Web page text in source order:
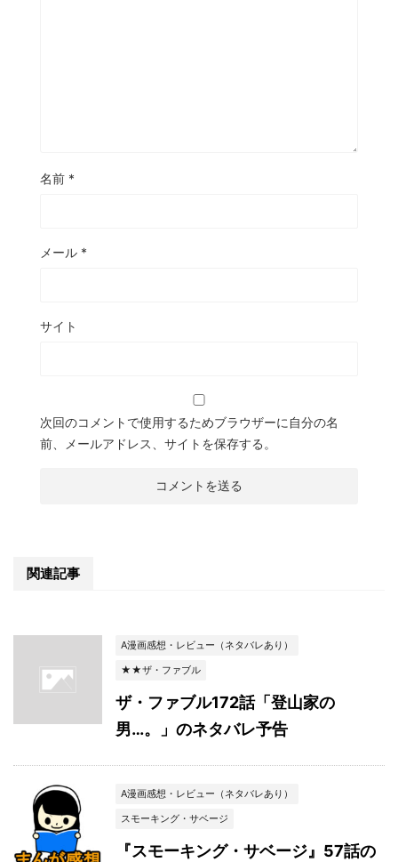
名前 *
メール *
サイト
次回のコメントで使用するためブラウザーに自分の名
前、メールアドレス、サイトを保存する。
関連記事
A漫画感想・レビュー（ネタバレあり）
★★ザ・ファブル
ザ・ファブル172話「登山家の
男…。」のネタバレ予告
A漫画感想・レビュー（ネタバレあり）
スモーキング・サベージ
『スモーキング・サベージ』57話の